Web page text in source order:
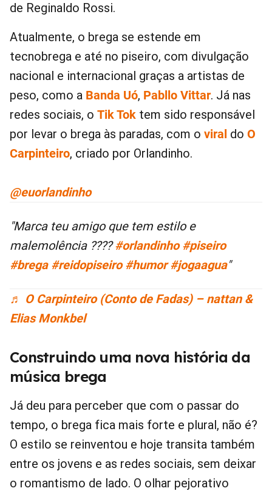
de Reginaldo Rossi.
Atualmente, o brega se estende em
tecnobrega e até no piseiro, com divulgação
nacional e internacional graças a artistas de
peso, como a Banda Uó, Pabllo Vittar. Já nas
redes sociais, o Tik Tok tem sido responsável
por levar o brega às paradas, com o viral do O
Carpinteiro, criado por Orlandinho.
@euorlandinho
Marca teu amigo que tem estilo e
malemolência ????#orlandinho #piseiro
#brega #reidopiseiro #humor #jogaagua
♬ O Carpinteiro (Conto de Fadas) – nattan &
Elias Monkbel
Construindo uma nova história da
música brega
Já deu para perceber que com o passar do
tempo, o brega fica mais forte e plural, não é?
O estilo se reinventou e hoje transita também
entre os jovens e as redes sociais, sem deixar
o romantismo de lado. O olhar pejorativo